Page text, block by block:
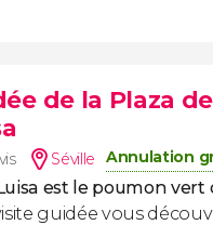
de la Plaza
Séville Annulation
est le poumon vert
guidée vous